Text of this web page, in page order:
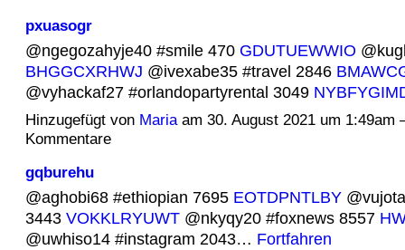
pxuasogr
@ngegozahyje40 #smile 470 GDUTUEWWIO
BHGGCXRHWJ @ivexabe35 #travel 2846
@vyhackaf27 #orlandopartyrental 3049
Hinzugefügt von Mariaam 30. August 2021 um 1:49am
Kommentare
gqburehu
@aghobi68 #ethiopian 7695 EOTDPNTLBY
3443 VOKKLRYUWT@nkyqy20 #foxnews 8557
@uwhiso14 #instagram 2043… Fortfahren